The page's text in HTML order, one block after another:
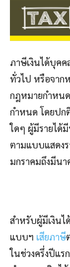
ภาษีเงินได้บุค
ทั่วไป หรือจา
กฎหมายกำหน
กำหนด โดยปก
ใดๆ ผู้มีรายได้
ตามแบบแสดง
มกราคมถึงมีน
สำหรับผู้มีเงิน
แบบฯ เสียภาษี
ในช่วงครึ่งปีแร